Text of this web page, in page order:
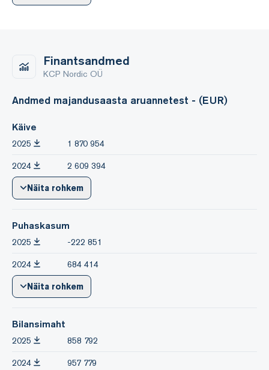
Finantsandmed
KCP Nordic OÜ
Andmed majandusaasta aruannetest - (EUR)
Käive
2025 1 870 954
2024 2 609 394
Näita rohkem
Puhaskasum
2025 -222 851
2024 684 414
Näita rohkem
Bilansimaht
2025 858 792
2024 957 779